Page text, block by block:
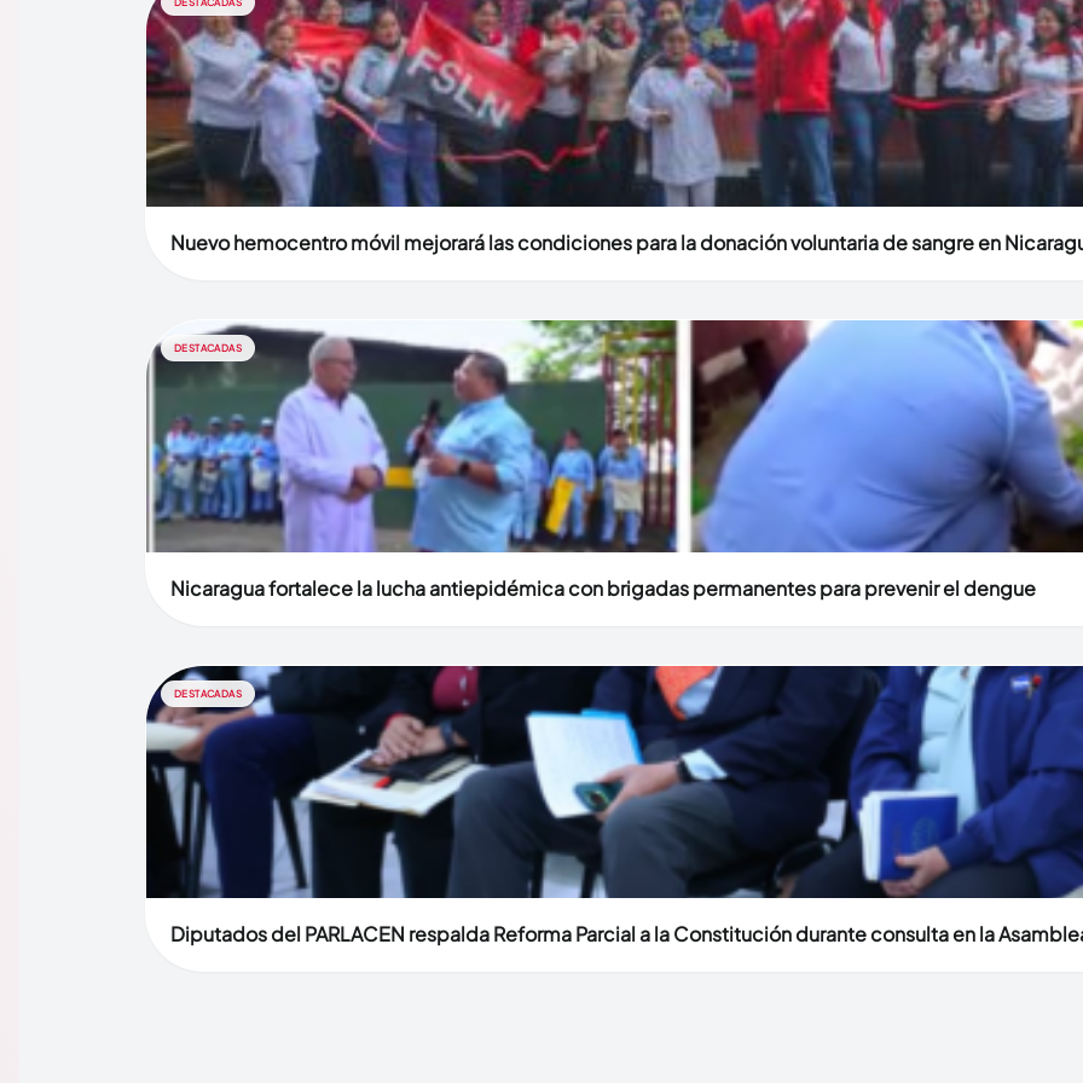
DESTACADAS
Nuevo hemocentro móvil mejorará las condiciones para la donación voluntaria de sangre en
DESTACADAS
Nicaragua fortalece la lucha antiepidémica con brigadas permanentes para prevenir el dengue
DESTACADAS
Diputados del PARLACEN respalda Reforma Parcial a la Constitución durante consulta en la